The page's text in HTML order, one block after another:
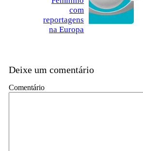
com
reportagens
na Europa
Deixe um comentário
Comentário